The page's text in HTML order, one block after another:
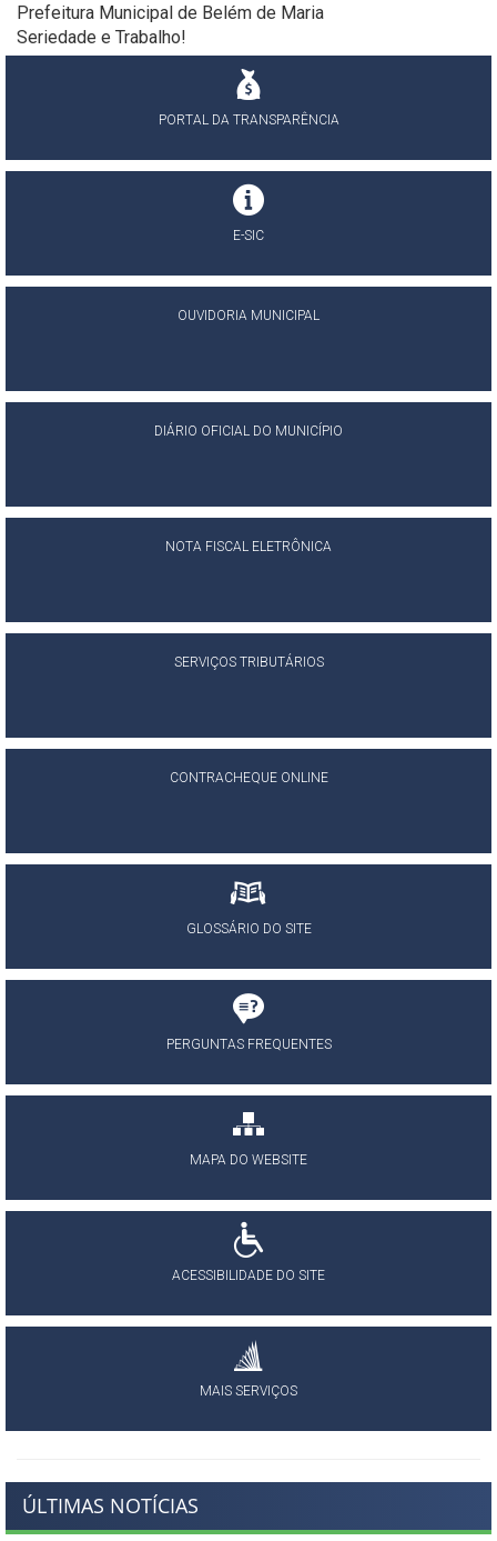
Prefeitura Municipal de Belém de Maria
Seriedade e Trabalho!
PORTAL DA TRANSPARÊNCIA
E-SIC
OUVIDORIA MUNICIPAL
DIÁRIO OFICIAL DO MUNICÍPIO
NOTA FISCAL ELETRÔNICA
SERVIÇOS TRIBUTÁRIOS
CONTRACHEQUE ONLINE
GLOSSÁRIO DO SITE
PERGUNTAS FREQUENTES
MAPA DO WEBSITE
ACESSIBILIDADE DO SITE
MAIS SERVIÇOS
ÚLTIMAS NOTÍCIAS